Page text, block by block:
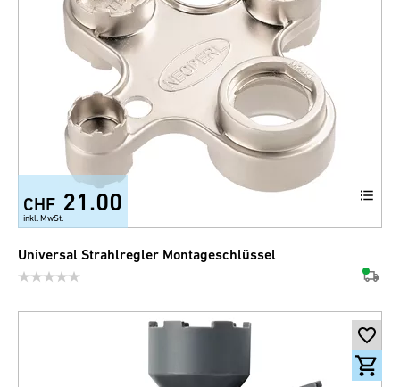
CHF 21.00
inkl. MwSt.
Universal Strahlregler Montageschlüssel